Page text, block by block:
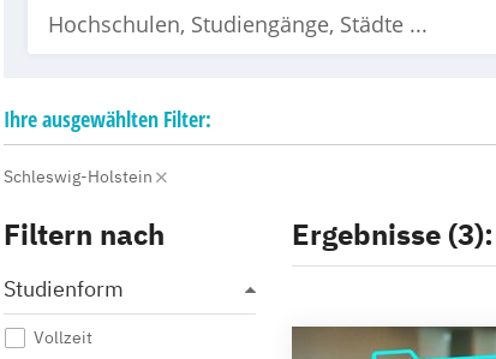
Ihreausgewählten Filter:
Schleswig-Holstein
Filtern nach
Studienform
Vollzeit
Ergebnisse (3):